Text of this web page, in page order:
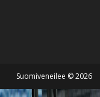
Suomiveneilee © 2026